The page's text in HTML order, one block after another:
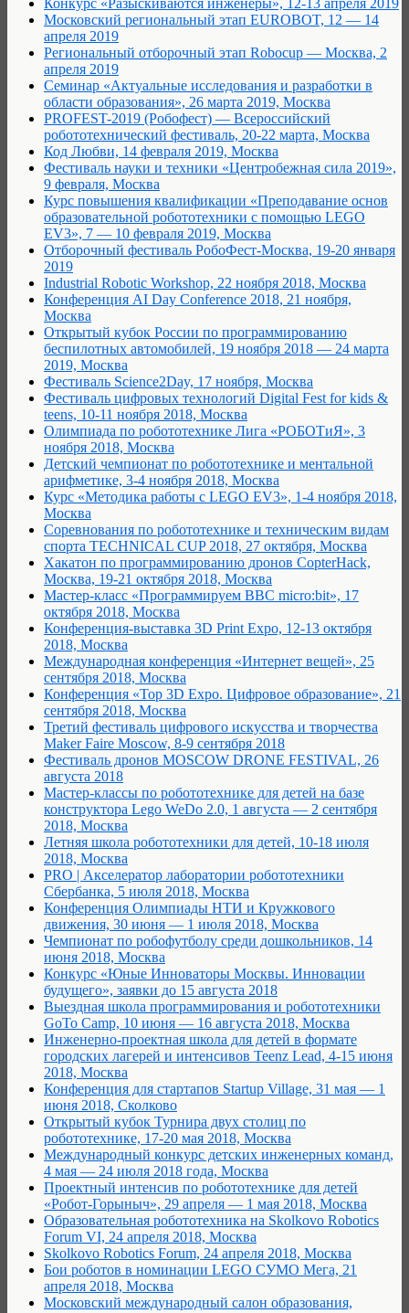
Московский региональный этап EUROBOT, 12 — 14
апреля 2019
Региональный отборочный этап Robocup — Москва, 2
апреля 2019
Семинар «Актуальные исследования и разработки в
области образования», 26 марта 2019, Москва
PROFEST-2019 (Робофест) — Всероссийский
робототехнический фестиваль, 20-22 марта, Москва
Код Любви, 14 февраля 2019, Москва
Фестиваль науки и техники «Центробежная сила 2019»,
9 февраля, Москва
Курс повышения квалификации «Преподавание основ
образовательной робототехники с помощью LEGO
EV3», 7 — 10 февраля 2019, Москва
Отборочный фестиваль РобоФест-Москва, 19-20 января
2019
Industrial Robotic Workshop, 22 ноября 2018, Москва
Конференция AI Day Conference 2018, 21 ноября,
Москва
Открытый кубок России по программированию
беспилотных автомобилей, 19 ноября 2018 — 24 марта
2019, Москва
Фестиваль Science2Day, 17 ноября, Москва
Фестиваль цифровых технологий Digital Fest for kids &
teens, 10-11 ноября 2018, Москва
Олимпиада по робототехнике Лига «РОБОТиЯ», 3
ноября 2018, Москва
Детский чемпионат по робототехнике и ментальной
арифметике, 3-4 ноября 2018, Москва
Курс «Методика работы с LEGO EV3», 1-4 ноября 2018,
Москва
Соревнования по робототехнике и техническим видам
спорта TECHNICAL CUP 2018, 27 октября, Москва
Хакатон по программированию дронов CopterHack,
Москва, 19-21 октября 2018, Москва
Мастер-класс «Программируем BBC micro:bit», 17
октября 2018, Москва
Конференция-выставка 3D Print Expo, 12-13 октября
2018, Москва
Международная конференция «Интернет вещей», 25
сентября 2018, Москва
Конференция «Top 3D Expo. Цифровое образование», 21
сентября 2018, Москва
Третий фестиваль цифрового искусства и творчества
Maker Faire Moscow, 8-9 сентября 2018
Фестиваль дронов MOSCOW DRONE FESTIVAL, 26
августа 2018
Мастер-классы по робототехнике для детей на базе
конструктора Lego WeDo 2.0, 1 августа — 2 сентября
2018, Москва
Летняя школа робототехники для детей, 10-18 июля
2018, Москва
PRO | Акселератор лаборатории робототехники
Сбербанка, 5 июля 2018, Москва
Конференция Олимпиады НТИ и Кружкового
движения, 30 июня — 1 июля 2018, Москва
Чемпионат по робофутболу среди дошкольников, 14
июня 2018, Москва
Конкурс «Юные Инноваторы Москвы. Инновации
будущего», заявки до 15 августа 2018
Выездная школа программирования и робототехники
GoTo Camp, 10 июня — 16 августа 2018, Москва
Инженерно-проектная школа для детей в формате
городских лагерей и интенсивов Teenz Lead, 4-15 июня
2018, Москва
Конференция для стартапов Startup Village, 31 мая — 1
июня 2018, Сколково
Открытый кубок Турнира двух столиц по
робототехнике, 17-20 мая 2018, Москва
Международный конкурс детских инженерных команд,
4 мая — 24 июля 2018 года, Москва
Проектный интенсив по робототехнике для детей
«Робот-Горыныч», 29 апреля — 1 мая 2018, Москва
Образовательная робототехника на Skolkovo Robotics
Forum VI, 24 апреля 2018, Москва
Skolkovo Robotics Forum, 24 апреля 2018, Москва
Бои роботов в номинации LEGO СУМО Мега, 21
апреля 2018, Москва
Московский международный салон образования,